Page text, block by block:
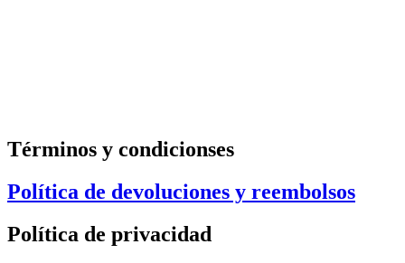
Términos y condicionses
Política de devoluciones y reembolsos
Política de privacidad